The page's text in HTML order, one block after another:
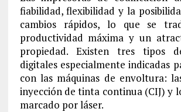
fiabilidad, flexibilidad y la
cambios rápidos, lo que se
productividad máxima y un
propiedad. Existen tres tipos
digitales especialmente indicadas
con las máquinas de envoltura:
inyección de tinta continua (CIJ) y
marcado por láser.